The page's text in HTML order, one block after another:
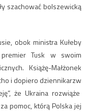
szachować bolszewicką
obok ministra Kułeby
Tusk w swoim
Książę-Małżonek
i dopiero dziennikarzw
że Ukraina rozwiąże
pomoc, którą Polska jej